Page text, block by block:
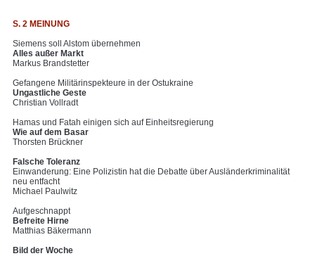
S. 2 MEINUNG
Siemens soll Alstom übernehmen
Alles außer Markt
Markus Brandstetter
Gefangene Militärinspekteure in der Ostukraine
Ungastliche Geste
Christian Vollradt
Hamas und Fatah einigen sich auf Einheitsregierung
Wie auf dem Basar
Thorsten Brückner
Falsche Toleranz
Einwanderung: Eine Polizistin hat die Debatte über Ausländerkriminalität
neu entfacht
Michael Paulwitz
Aufgeschnappt
Befreite Hirne
Matthias Bäkermann
Bild der Woche